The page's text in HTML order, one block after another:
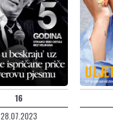
16
28.07.2023